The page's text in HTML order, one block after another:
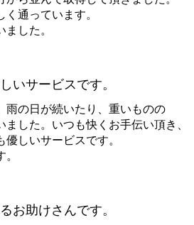
通っています。
した。
いサービスです。
雨の日が続いたり、重いものの
した。いつも快くお手伝い頂き、
しいサービスです。
お助けさんです。